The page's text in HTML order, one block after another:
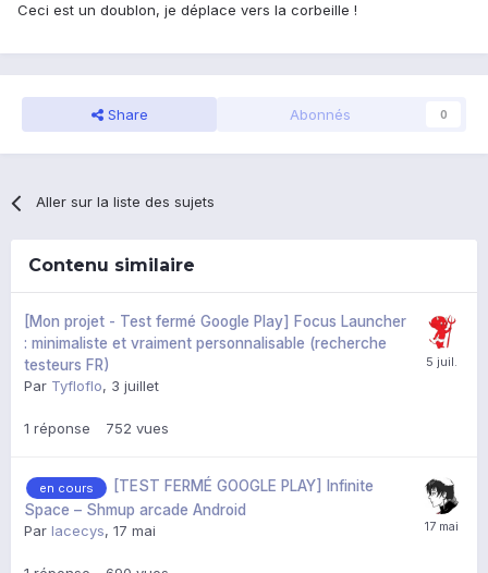
Ceci est un doublon, je déplace vers la corbeille !
Share Abonnés 0
Aller sur la liste des sujets
Contenu similaire
[Mon projet - Test fermé Google Play] Focus Launcher
: minimaliste et vraiment personnalisable (recherche
testeurs FR)
Par Tyfloflo, 3 juillet
1 réponse 752 vues
en cours
[TEST FERMÉ GOOGLE PLAY] Infinite
Space – Shmup arcade Android
Par lacecys, 17 mai